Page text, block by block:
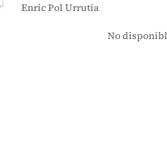
Enric Pol Urrutia
No